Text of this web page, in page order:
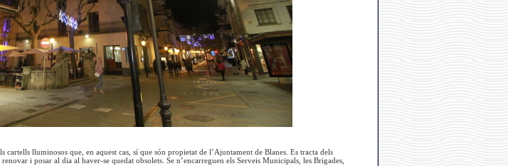
cartells lluminosos que, en aquest cas, sí que són propietat de l’Ajuntament de Blanes. Es tracta dels
i posar al dia al haver-se quedat obsolets. Se n’encarreguen els Serveis Municipals, les Brigades,